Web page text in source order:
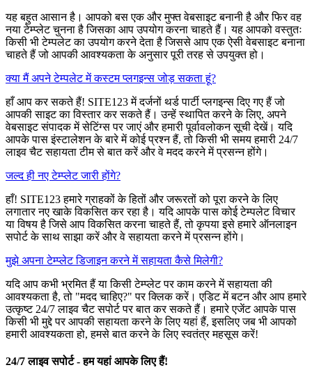
यह बहुत आसान है। आपको बस एक और मुफ्त वेबसाइट बनानी है और फिर वह
नया टेम्प्लेट चुनना है जिसका आप उपयोग करना चाहते हैं। यह आपको वस्तुतः
किसी भी टेम्पलेट का उपयोग करने देता है जिससे आप एक ऐसी वेबसाइट बनाना
चाहते हैं जो आपकी आवश्यकता के अनुसार पूरी तरह से उपयुक्त हो।
क्या मैं अपने टेम्पलेट में कस्टम प्लगइन्स जोड़ सकता हूं?
हाँ आप कर सकते हैं! SITE123 में दर्जनों थर्ड पार्टी प्लगइन्स दिए गए हैं जो
आपकी साइट का विस्तार कर सकते हैं। उन्हें स्थापित करने के लिए, अपने
वेबसाइट संपादक में सेटिंग्स पर जाएं और हमारी पूर्वावलोकन सूची देखें। यदि
आपके पास इंस्टालेशन के बारे में कोई प्रश्न हैं, तो किसी भी समय हमारी 24/7
लाइव चैट सहायता टीम से बात करें और वे मदद करने में प्रसन्न होंगे।
जल्द ही नए टेम्प्लेट जारी होंगे?
हाँ! SITE123 हमारे ग्राहकों के हितों और जरूरतों को पूरा करने के लिए
लगातार नए खाके विकसित कर रहा है। यदि आपके पास कोई टेम्पलेट विचार
या विषय है जिसे आप विकसित करना चाहते हैं, तो कृपया इसे हमारे ऑनलाइन
सपोर्ट के साथ साझा करें और वे सहायता करने में प्रसन्न होंगे।
मुझे अपना टेम्प्लेट डिजाइन करने में सहायता कैसे मिलेगी?
यदि आप कभी भ्रमित हैं या किसी टेम्प्लेट पर काम करने में सहायता की
आवश्यकता है, तो "मदद चाहिए?" पर क्लिक करें। एडिट में बटन और आप हमारे
उत्कृष्ट 24/7 लाइव चैट सपोर्ट पर बात कर सकते हैं। हमारे एजेंट आपके पास
किसी भी मुद्दे पर आपकी सहायता करने के लिए यहां हैं, इसलिए जब भी आपको
हमारी आवश्यकता हो, हमसे बात करने के लिए स्वतंत्र महसूस करें!
24/7 लाइव सपोर्ट - हम यहां आपके लिए हैं!